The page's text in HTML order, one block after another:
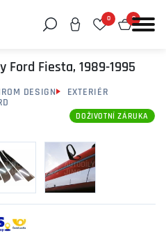
0 0
Ford Fiesta, 1989-1995
DESIGN
EXTERIÉR
DOŽIVOTNÍ ZÁRUKA
něco najít?